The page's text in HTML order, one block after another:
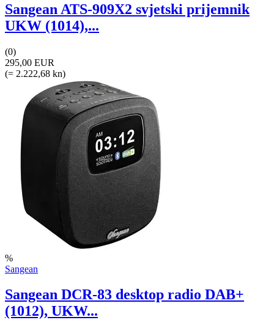
Sangean ATS-909X2 svjetski prijemnik
UKW (1014),...
(0)
295,00 EUR
(= 2.222,68 kn)
%
Sangean
Sangean DCR-83 desktop radio DAB+
(1012), UKW...